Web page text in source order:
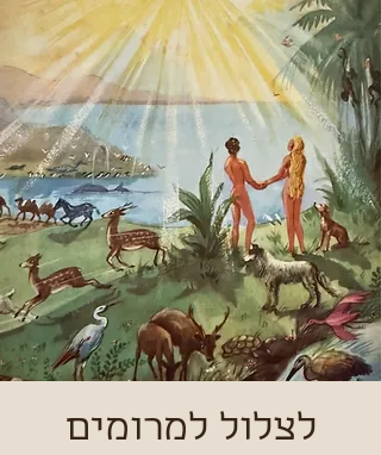
לצלול למרומים